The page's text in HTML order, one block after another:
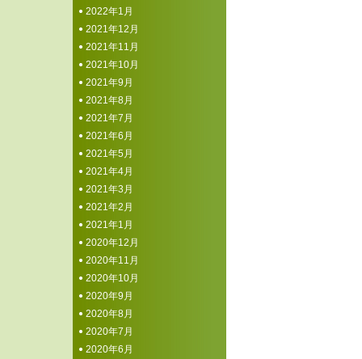
2022年1月
2021年12月
2021年11月
2021年10月
2021年9月
2021年8月
2021年7月
2021年6月
2021年5月
2021年4月
2021年3月
2021年2月
2021年1月
2020年12月
2020年11月
2020年10月
2020年9月
2020年8月
2020年7月
2020年6月